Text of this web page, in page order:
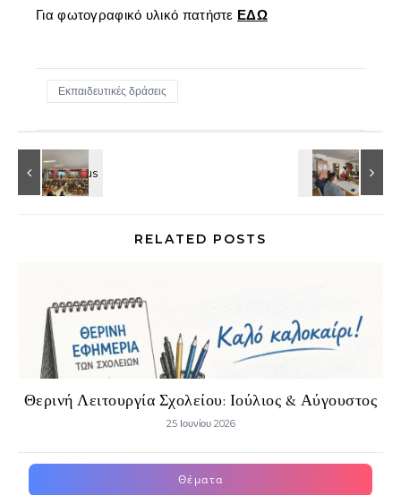
Για φωτογραφικό υλικό πατήστε ΕΔΩ
Εκπαιδευτικές δράσεις
RELATED POSTS
Θερινή Λειτουργία Σχολείου: Ιούλιος & Αύγουστος
25 Ιουνίου 2026
Θέματα